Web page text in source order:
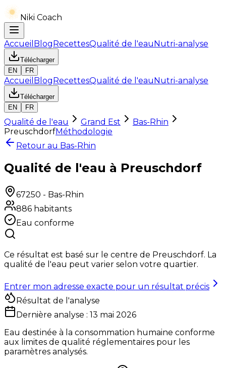
Niki Coach
Accueil BlogRecettesQualité de l'eauNutri-analyse
Télécharger
EN
FR
Accueil BlogRecettesQualité de l'eauNutri-analyse
Télécharger
EN
FR
Qualité de l'eau Grand Est
Bas-Rhin
PreuschdorfMéthodologie
Retour au Bas-Rhin
Qualité de l'eau à Preuschdorf
67250 - Bas-Rhin
886 habitants
Eau conforme
Ce résultat est basé sur le centre de Preuschdorf. La
qualité de l'eau peut varier selon votre quartier.
Entrer mon adresse exacte pour un résultat précis
Résultat de l'analyse
Dernière analyse : 13 mai 2026
Eau destinée à la consommation humaine conforme
aux limites de qualité réglementaires pour les
paramètres analysés.